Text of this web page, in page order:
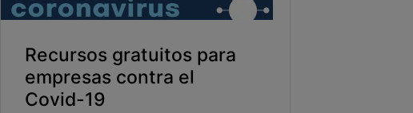
Recursos gratuitos para
empresas contra el
Covid-19